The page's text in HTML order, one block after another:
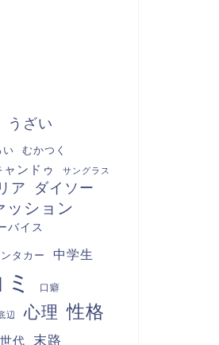
うざい
い むかつく
ャンドゥ サングラス
ア
ダイソー
ッション
バイス
ンタカー 中学生
口癖
辺 心理 性格
代 末路